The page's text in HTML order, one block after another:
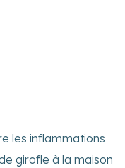
les inflammations
girofle à la maison